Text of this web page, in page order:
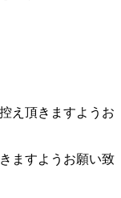
え頂きますようお
ますようお願い致